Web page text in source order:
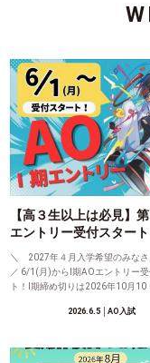
【高３生以上は必見】
エントリー受付スタート
＼ 2027年４月入学希望のみな
／ 6/1(月)からⅠ期AOエントリー
ト！Ⅰ期締め切りは2026年10月10
2026.6.5│AO入試